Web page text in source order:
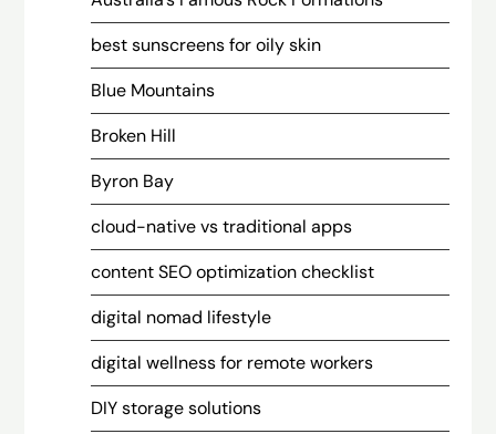
best sunscreens for oily skin
Blue Mountains
Broken Hill
Byron Bay
cloud-native vs traditional apps
content SEO optimization checklist
digital nomad lifestyle
digital wellness for remote workers
DIY storage solutions